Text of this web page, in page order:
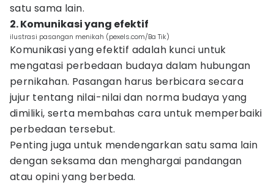
satu sama lain.
2. Komunikasi yang efektif
ilustrasi pasangan menikah (pexels.com/Ba Tik)
Komunikasi yang efektif adalah kunci untuk
mengatasi perbedaan budaya dalam hubungan
pernikahan. Pasangan harus berbicara secara
jujur tentang nilai-nilai dan norma budaya yang
dimiliki, serta membahas cara untuk memperbaiki
perbedaan tersebut.
Penting juga untuk mendengarkan satu sama lain
dengan seksama dan menghargai pandangan
atau opini yang berbeda.